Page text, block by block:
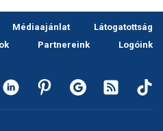
Médiaajánlat
Látogatottság
Partnereink
Logóink